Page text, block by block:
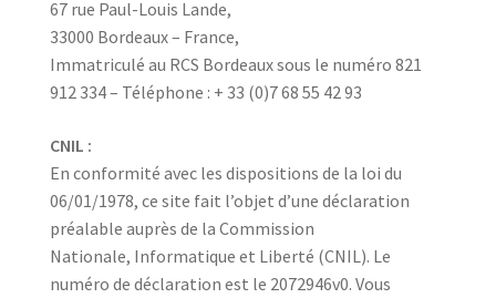
67 rue Paul-Louis Lande,
33000 Bordeaux – France,
Immatriculé au RCS Bordeaux sous le numéro 821
912 334 – Téléphone : + 33 (0)7 68 55 42 93
CNIL :
En conformité avec les dispositions de la loi du
06/01/1978, ce site fait l’objet d’une déclaration
préalable auprès de la Commission
Nationale, Informatique et Liberté (CNIL). Le
numéro de déclaration est le 2072946v0. Vous